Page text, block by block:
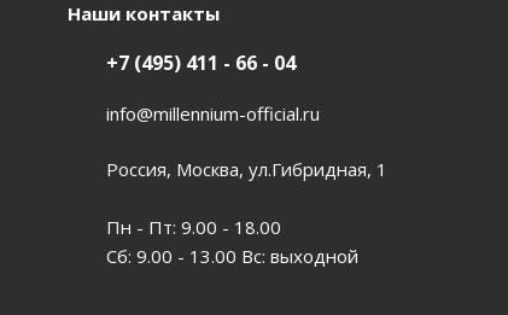
Наши контакты
+7 (495) 411 - 66 - 04
info@millennium-official.ru
Россия, Москва, ул.Гибридная, 1
Пн - Пт: 9.00 - 18.00
Сб: 9.00 - 13.00 Вс: выходной